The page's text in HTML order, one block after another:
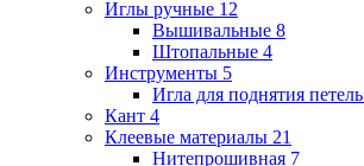
Иглы ручные 12
Вышивальные 8
Штопальные 4
Инструменты 5
Игла для поднятия петель
Кант 4
Клеевые материалы 21
Нитепрошивная 7